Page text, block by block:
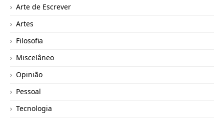
Arte de Escrever
Artes
Filosofia
Miscelâneo
Opinião
Pessoal
Tecnologia